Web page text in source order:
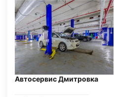
Автосервис Дмитровка